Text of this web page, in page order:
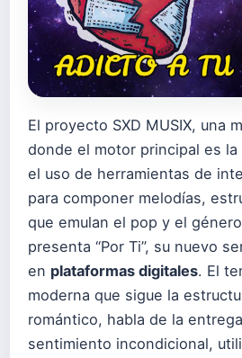
El proyecto SXD MUSIX, una
donde el motor principal es la
el uso de herramientas de
para componer melodías,
que emulan el pop y el
presenta “Por Ti”, su nuevo
en plataformas digitales. El
moderna que sigue la
romántico, habla de la
sentimiento incondicional,